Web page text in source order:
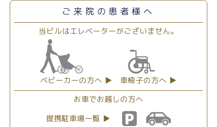
ご来院の患者様へ
当ビルはエレベーターがございません。
ベビーカーの方へ ▶
車椅子の方へ ▶
お車でお越しの方へ
提携駐車場一覧 ▶